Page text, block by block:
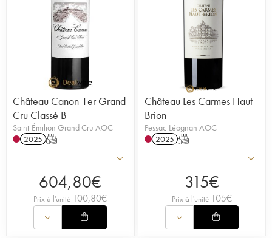
Château Canon 1er Grand
Cru Classé B
Saint-Émilion Grand Cru AOC
2025 T
604,80€
Prix à l'unité 100,80€
Château Les Carmes Haut-
Brion
Pessac-Léognan AOC
2025 T
315€
Prix à l'unité 105€